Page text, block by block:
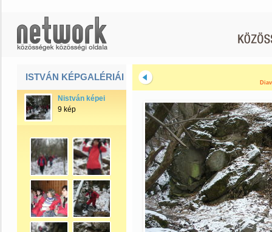
ISTVÁN KÉPGALÉRIÁI
Nistván képei
9 kép